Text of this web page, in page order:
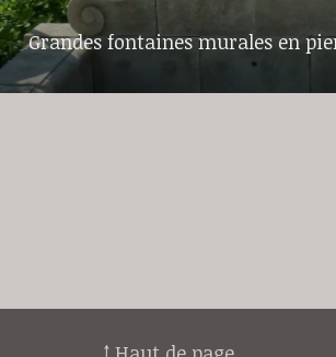
Grandes fontaines murales en